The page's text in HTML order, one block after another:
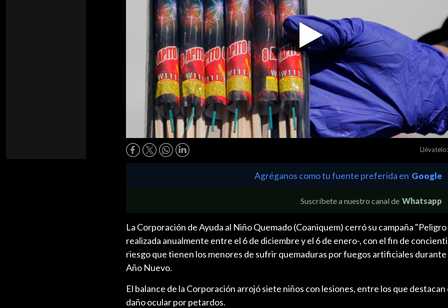
Video
Llévatelo:
Agréganos como tu fuente preferida en Google
Suscríbete a nuestro canal de Whatsapp
La Corporación de Ayuda al Niño Quemado (Coaniquem) cerró su campaña "Peligro
realizada anualmente entre el 6 de diciembre y el 6 de enero-, con el fin de
riesgo que tienen los menores de sufrir quemaduras por fuegos artificiales durante
Año Nuevo.
El balance de la Corporación arrojó siete niños con lesiones, entre los que destacan
daño ocular por petardos.